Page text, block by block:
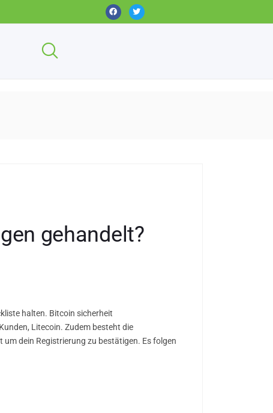
gehandelt?
halten. Bitcoin sicherheit
Litecoin. Zudem besteht die
dein Registrierung zu bestätigen. Es folgen